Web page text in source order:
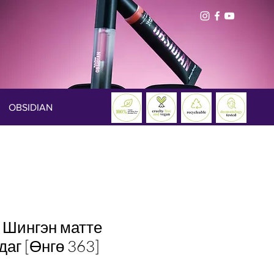
OBSIDIAN
Шингэн матте
[Өнгө 363]